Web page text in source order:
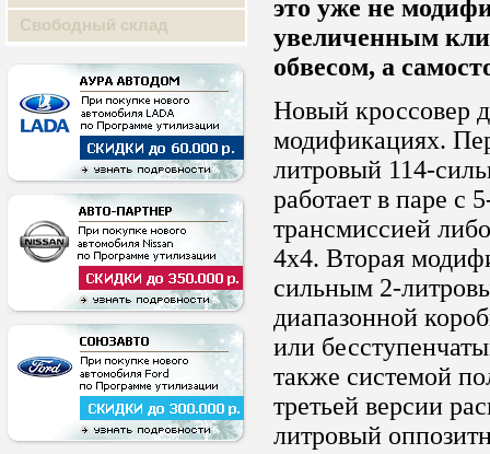
Свободный склад
это уже не
увеличенным
обвесом, а
Новый кроссовер
модификациях.
литровый 114-
работает в паре с
трансмиссией
4х4. Вторая
сильным 2-
диапазонной
или
также системой
третьей версии
литровый